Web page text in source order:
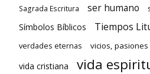
Sagrada Escritura ser humano
Símbolos Bíblicos Tiempos
verdades eternas vicios,
vida cristiana vida